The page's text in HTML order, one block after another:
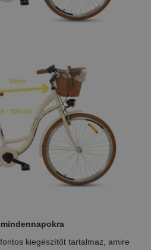
kiegészítőt tartalmaz, amire